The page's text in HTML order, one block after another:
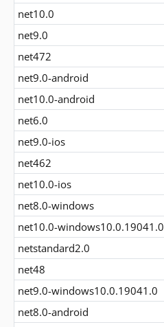
net10.0
net9.0
net472
net9.0-android
net10.0-android
net6.0
net9.0-ios
net462
net10.0-ios
net8.0-windows
net10.0-windows10.0.19041.0
netstandard2.0
net48
net9.0-windows10.0.19041.0
net8.0-android